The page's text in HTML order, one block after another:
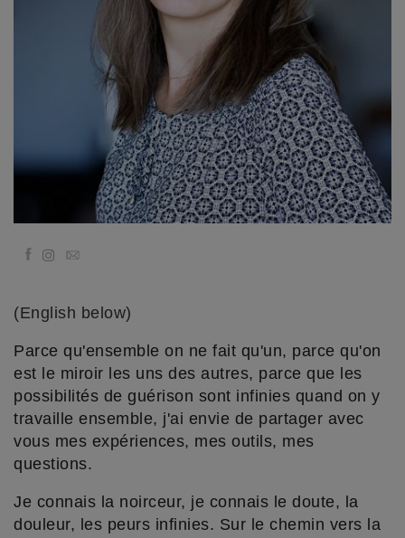
Facilitators
PESQUISAR
FacebookEmail
(English below)
Parce qu'ensemble on ne fait qu'un, parce qu'on
est le miroir les uns des autres, parce que les
possibilités de guérison sont infinies quand on y
travaille ensemble, j'ai envie de partager avec
vous mes expériences, mes outils, mes
questions.
Je connais la noirceur, je connais le doute, la
douleur, les peurs infinies. Sur le chemin vers la